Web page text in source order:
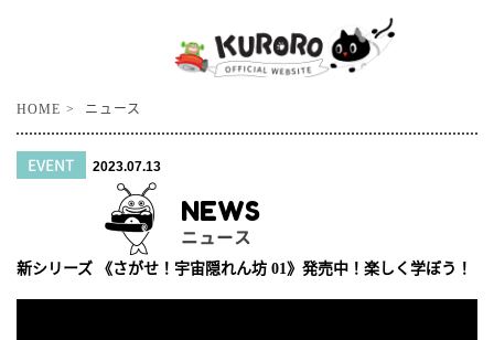
HOME ニュース
EVENT 2023.07.13
NEWS
ニュース
新シリーズ 《さがせ！宇宙隠れん坊 01》発売中！楽しく学ぼう！